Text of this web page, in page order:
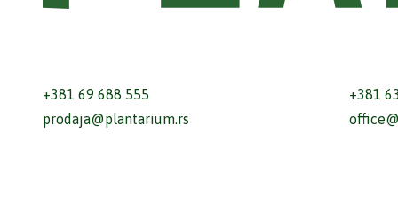
+381 69 688 555
prodaja@plantarium.rs
+381